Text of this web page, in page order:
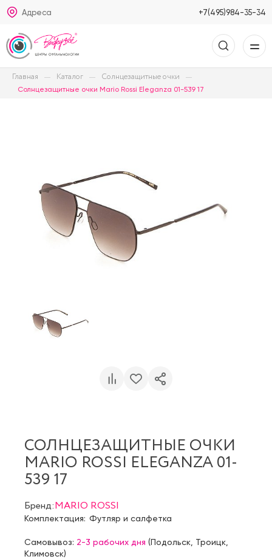
Адреса +7(495)984-35-34
Главная Каталог Солнцезащитные очки
Солнцезащитные очки Mario Rossi Eleganza 01-539 17
СОЛНЦЕЗАЩИТНЫЕ ОЧКИ
MARIO ROSSI ELEGANZA 01-
539 17
Бренд:MARIO ROSSI
Комплектация: Футляр и салфетка
Самовывоз: 2-3 рабочих дня (Подольск Троицк
Климовск)